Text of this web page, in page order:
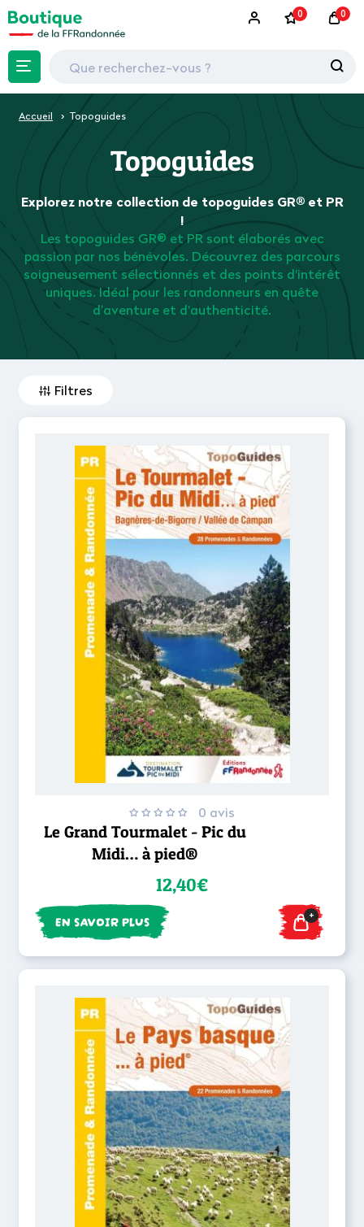
0 0
Accueil Topoguides
Topoguides
Explorez notre collection de topoguides GR® et PR
!
Les topoguides GR® et PR sont élaborés avec
passion par nos bénévoles. Découvrez des parcours
soigneusement sélectionnés et des points d'intérêt
uniques. Idéal pour les randonneurs en quête
d'aventure et d'authenticité.
Filtres
0 avis
Le Grand Tourmalet - Pic du
Midi… à pied®
12,40€
EN SAVOIR PLUS +